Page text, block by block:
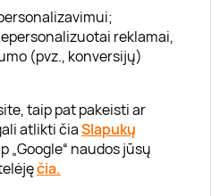
reklamai,
(pvz., konversijų)
taip pat pakeisti ar
atlikti čiaSlapukų
„Google“ naudos jūsų
čia.